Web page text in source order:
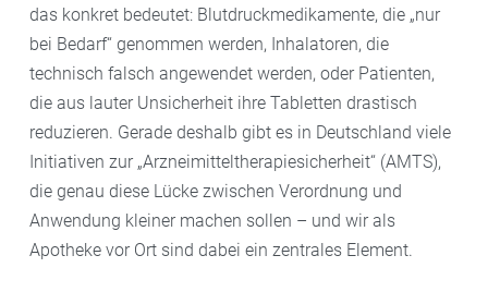
das konkret bedeutet: Blutdruckmedikamente, die „nur
bei Bedarf“ genommen werden, Inhalatoren, die
technisch falsch angewendet werden, oder Patienten,
die aus lauter Unsicherheit ihre Tabletten drastisch
reduzieren. Gerade deshalb gibt es in Deutschland viele
Initiativen zur „Arzneimitteltherapiesicherheit“ (AMTS),
die genau diese Lücke zwischen Verordnung und
Anwendung kleiner machen sollen – und wir als
Apotheke vor Ort sind dabei ein zentrales Element.